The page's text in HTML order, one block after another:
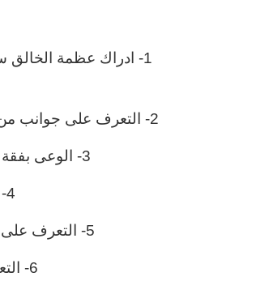
1- ادراك عظمة الخالق
2- التعرف على جوانب من تاريخ بعض الرسل والانبياء عليهم السلام للعظه والعبره من سيرتهم
3- الوعى بفقة سيرة الرسول صلى الله عليه وسلم واتخاذه اسواه حسنة
4- التعرف على ابرز الاثنينات المؤثرة فى العالم
5- التعرف على القضية الفلسطينيةوموقف المملكة العربية السعودية منها
6- التعرف على الاقليات المسلمة فى العالم ومشكلاتها